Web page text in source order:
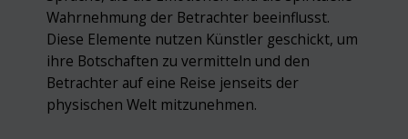
Wahrnehmung der Betrachter beeinflusst.
Diese Elemente nutzen Künstler geschickt, um
ihre Botschaften zu vermitteln und den
Betrachter auf eine Reise jenseits der
physischen Welt mitzunehmen.